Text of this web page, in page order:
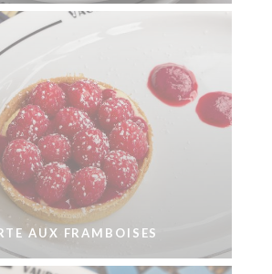
AUX FRAMBOISES